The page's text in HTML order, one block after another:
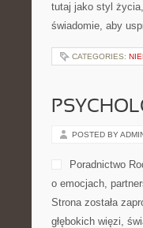
tutaj jako styl
świadomie, aby
CATEGORIES:
POSTED BY
Poradnictwo
o emocjach,
Strona została
głębokich więzi,